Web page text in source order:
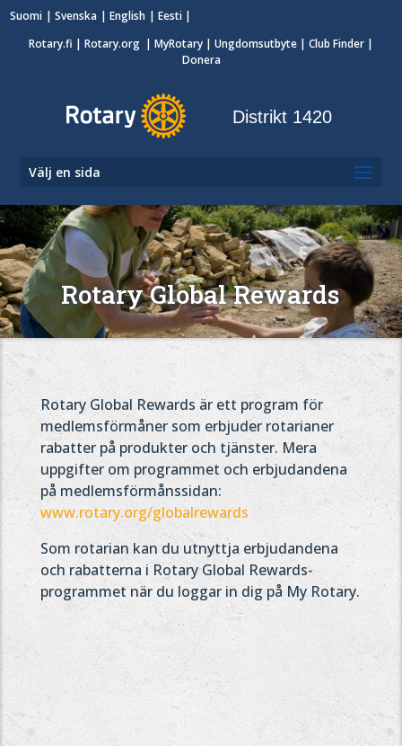
Suomi Svenska English
Eesti
Rotary.fi | Rotary.org | MyRotary | Ungdomsutbyte | Club Finder |
Donera
Distrikt 1420
Välj en sida
Rotary Global Rewards
Rotary Global Rewards är ett program för
medlemsförmåner som erbjuder rotarianer
rabatter på produkter och tjänster. Mera
uppgifter om programmet och erbjudandena
på medlemsförmånssidan:
www.rotary.org/globalrewards
Som rotarian kan du utnyttja erbjudandena
och rabatterna i Rotary Global Rewards-
programmet när du loggar in dig på My Rotary.